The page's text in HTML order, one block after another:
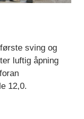
sving og
luftig åpning
12,0.